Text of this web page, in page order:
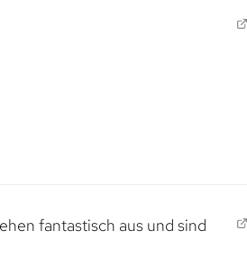
fantastisch aus und sind